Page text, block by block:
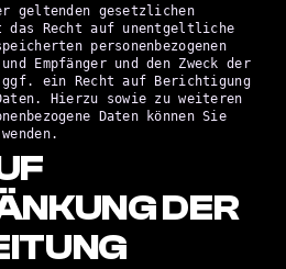
geltenden gesetzlichen
das Recht auf unentgeltliche
personenbezogenen
Empfänger und den Zweck der
ggf. ein Recht auf Berichtigung
Hierzu sowie zu weiteren
Daten können Sie
DER